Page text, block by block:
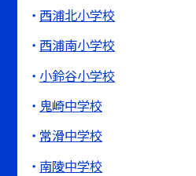
西浦北小学校
西浦南小学校
小鈴谷小学校
鬼崎中学校
常滑中学校
南陵中学校